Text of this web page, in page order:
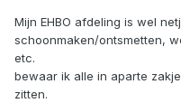
Mijn EHBO afdeling is wel
schoonmaken/ontsmetten,
etc.
bewaar ik alle in aparte
zitten.